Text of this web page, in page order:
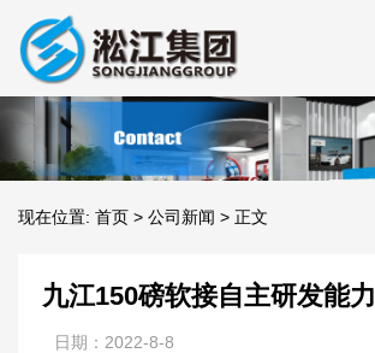
现在位置: 首页 > 公司新闻 > 正文
九江150磅软接自主研发能力
日期：2022-8-8